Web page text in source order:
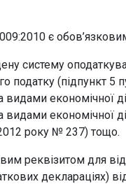
є
систему
податку (підпункт 5
економічної
економічної
року № 237) тощо.
реквізитом для
деклараціях)